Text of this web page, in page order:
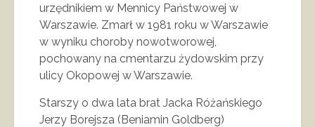
urzędnikiem w Mennicy Państwowej w
Warszawie. Zmarł w 1981 roku w Warszawie
w wyniku choroby nowotworowej,
pochowany na cmentarzu żydowskim przy
ulicy Okopowej w Warszawie.
Starszy o dwa lata brat Jacka Różańskiego
Jerzy Borejsza (Beniamin Goldberg)